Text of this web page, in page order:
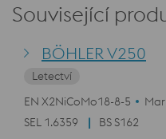
Související
BÖHLER V250
Letectví
EN X2NiCoMo18-8-5
SEL 1.6359
BS S162